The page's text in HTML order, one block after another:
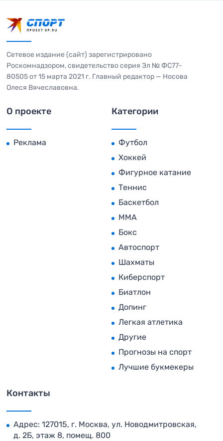
Сетевое издание (сайт) зарегистрировано
Роскомнадзором, свидетельство серия Эл № ФС77-
80505 от 15 марта 2021 г. Главный редактор — Носова
Олеся Вячеславовна.
О проекте
Реклама
Категории
Футбол
Хоккей
Фигурное катание
Теннис
Баскетбол
MMA
Бокс
Автоспорт
Шахматы
Киберспорт
Биатлон
Допинг
Легкая атлетика
Другие
Прогнозы на спорт
Лучшие букмекеры
Контакты
Адрес: 127015, г. Москва, ул. Новодмитровская,
д. 2Б, этаж 8, помещ. 800